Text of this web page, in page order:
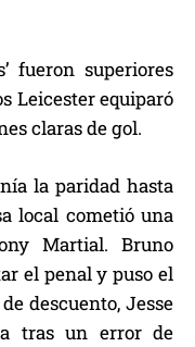
fueron superiores
Leicester equiparó
claras de gol.
la paridad hasta
local cometió una
Martial. Bruno
el penal y puso el
descuento, Jesse
tras un error de